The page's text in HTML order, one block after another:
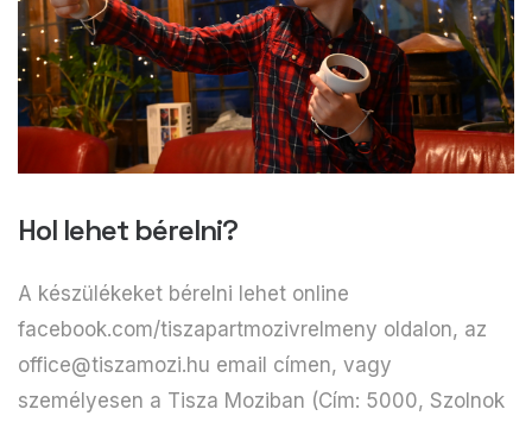
Hol lehet bérelni?
A készülékeket bérelni lehet online
facebook.com/tiszapartmozivrelmeny oldalon, az
office@tiszamozi.hu email címen, vagy
személyesen a Tisza Moziban (Cím: 5000, Szolnok